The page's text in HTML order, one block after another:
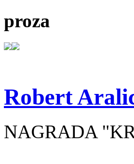
proza
Robert
NAGRADA